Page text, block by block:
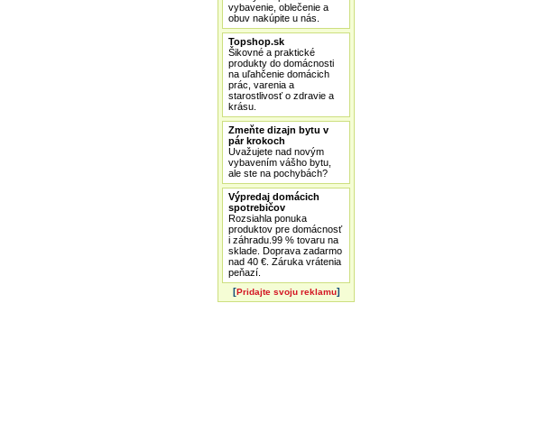
vybavenie, oblečenie a
obuv nakúpite u nás.
Topshop.sk
Šikovné a praktické
produkty do domácnosti
na uľahčenie domácich
prác, varenia a
starostlivosť o zdravie a
krásu.
Zmeňte dizajn bytu v
pár krokoch
Uvažujete nad novým
vybavením vášho bytu,
ale ste na pochybách?
Výpredaj domácich
spotrebičov
Rozsiahla ponuka
produktov pre domácnosť
i záhradu.99 % tovaru na
sklade. Doprava zadarmo
nad 40 €. Záruka vrátenia
peňazí.
[Pridajte svoju reklamu]